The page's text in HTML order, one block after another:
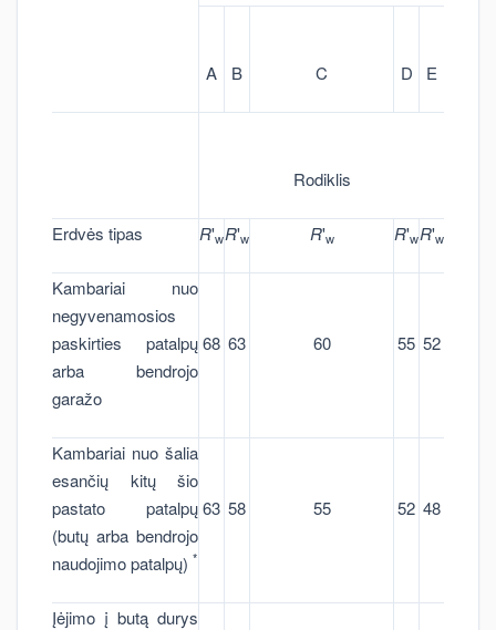
A B C D E
Rodiklis
Erdvės tipas R'wR'w R'w R'wR'w
Kambariai nuo
negyvenamosios
paskirties patalpų
arba bendrojo
garažo
68 63 60 55 52
Kambariai nuo šalia
esančių kitų šio
pastato patalpų
(butų arba bendrojo
naudojimo patalpų) *
63 58 55 52 48
Įėjimo į butą durys